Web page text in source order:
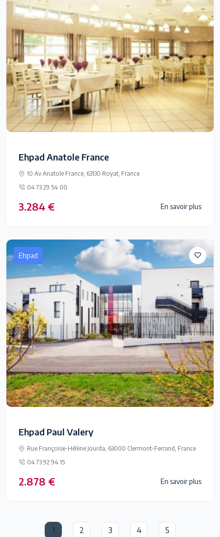
Ehpad Anatole France
10 Av Anatole France, 63130 Royat, France
04 73 29 54 00
3.284 € En savoir plus
Ehpad
Ehpad Paul Valery
Rue Françoise-Hélène Jourda, 63000 Clermont-Ferrand, France
04 73 92 94 15
2.878 € En savoir plus
1 2 3 4 5